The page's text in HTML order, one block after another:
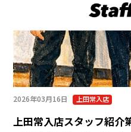
2026年03月16日 上田常入店
上田常入店スタッフ紹介